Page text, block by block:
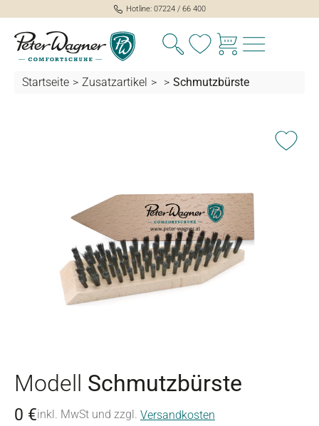
springen
Hotline: 07224 / 66 400
Startseite > Zusatzartikel > > Schmutzbürste
Modell Schmutzbürste
0 €inkl. MwSt und zzgl. Versandkosten